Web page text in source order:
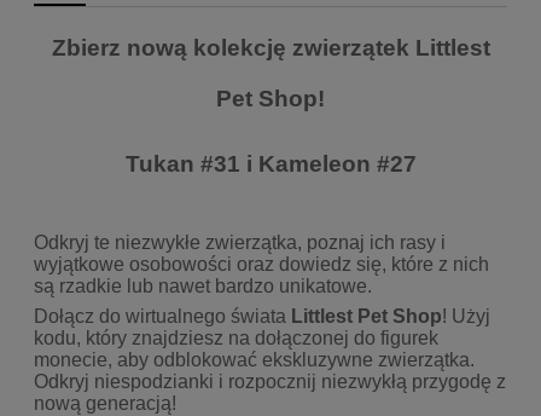
Zbierz nową kolekcję zwierzątek Littlest
Pet Shop!
Tukan #31 i Kameleon #27
Odkryj te niezwykłe zwierzątka, poznaj ich rasy i
wyjątkowe osobowości oraz dowiedz się, które z nich
są rzadkie lub nawet bardzo unikatowe.
Dołącz do wirtualnego świata Littlest Pet Shop! Użyj
kodu, który znajdziesz na dołączonej do figurek
monecie, aby odblokować ekskluzywne zwierzątka.
Odkryj niespodzianki i rozpocznij niezwykłą przygodę z
nową generacją!